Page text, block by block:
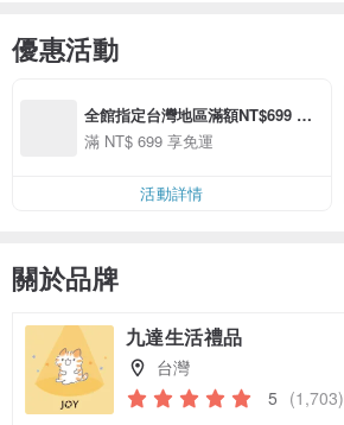
優惠活動
全館指定台灣地區滿額NT$699 免
運
滿 NT$ 699 享免運
活動詳情
關於品牌
九達生活禮品
台灣
5 (1,703)